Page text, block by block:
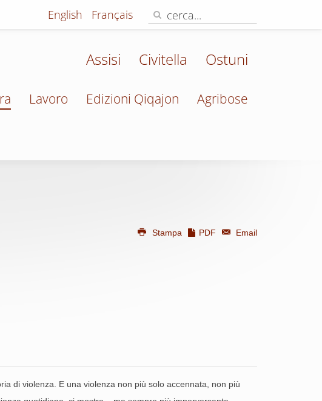
English Français
Assisi Civitella Ostuni
Lavoro Edizioni Qiqajon Agribose
Stampa PDF Email
di violenza. E una violenza non più solo accennata, non più